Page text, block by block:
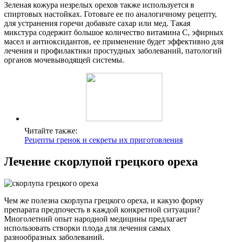
Зеленая кожура незрелых орехов также используется в
спиртовых настойках. Готовьте ее по аналогичному рецепту,
для устранения горечи добавьте сахар или мед. Такая
микстура содержит большое количество витамина С, эфирных
масел и антиоксидантов, ее применение будет эффективно для
лечения и профилактики простудных заболеваний, патологий
органов мочевыводящей системы.
Читайте также:
Рецепты гренок и секреты их приготовления
Лечение скорлупой грецкого ореха
Чем же полезна скорлупа грецкого ореха, и какую форму
препарата предпочесть в каждой конкретной ситуации?
Многолетний опыт народной медицины предлагает
использовать створки плода для лечения самых
разнообразных заболеваний.